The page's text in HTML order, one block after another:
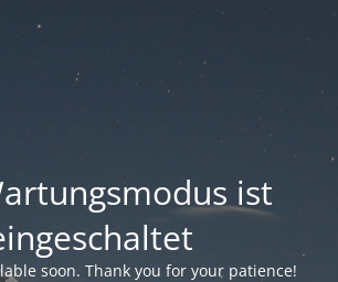
ist
soon. Thank you for your patience!